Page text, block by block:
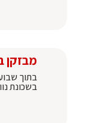
מבזקן
בתוך
בשכונת